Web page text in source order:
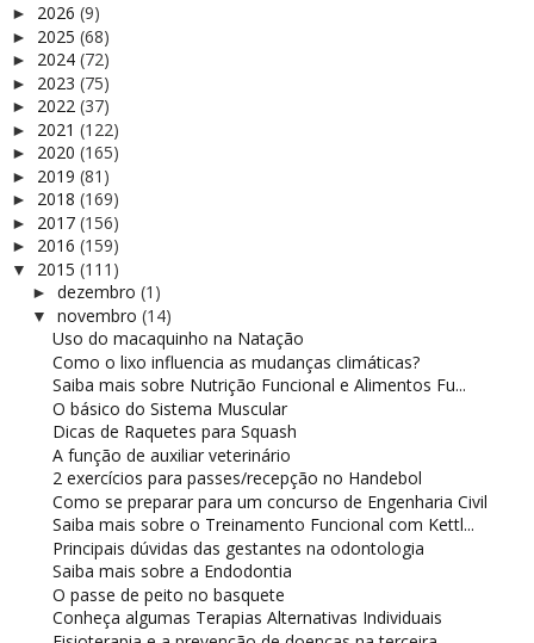
► 2026 (9)
► 2025 (68)
► 2024 (72)
► 2023 (75)
► 2022 (37)
► 2021 (122)
► 2020 (165)
► 2019 (81)
► 2018 (169)
► 2017 (156)
► 2016 (159)
▼ 2015 (111)
► dezembro (1)
▼ novembro (14)
Uso do macaquinho na Natação
Como o lixo influencia as mudanças climáticas?
Saiba mais sobre Nutrição Funcional e Alimentos Fu...
O básico do Sistema Muscular
Dicas de Raquetes para Squash
A função de auxiliar veterinário
2 exercícios para passes/recepção no Handebol
Como se preparar para um concurso de Engenharia Civil
Saiba mais sobre o Treinamento Funcional com Kettl...
Principais dúvidas das gestantes na odontologia
Saiba mais sobre a Endodontia
O passe de peito no basquete
Conheça algumas Terapias Alternativas Individuais